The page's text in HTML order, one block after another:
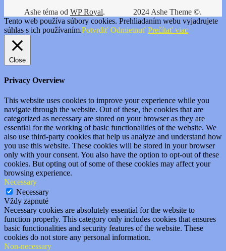
2024 Ashe Theme ©.
Ashe téma od WP Royal.
Tento web používa súbory cookies. Prehliadaním webu vyjadrujete
súhlas s ich používaním.Potvrdiť Odmietnuť Prečítať viac
Close
Privacy Overview
This website uses cookies to improve your experience while you
navigate through the website. Out of these, the cookies that are
categorized as necessary are stored on your browser as they are
essential for the working of basic functionalities of the website. We
also use third-party cookies that help us analyze and understand how
you use this website. These cookies will be stored in your browser
only with your consent. You also have the option to opt-out of these
cookies. But opting out of some of these cookies may affect your
browsing experience.
Necessary
Necessary
Vždy zapnuté
Necessary cookies are absolutely essential for the website to
function properly. This category only includes cookies that ensures
basic functionalities and security features of the website. These
cookies do not store any personal information.
Non-necessary